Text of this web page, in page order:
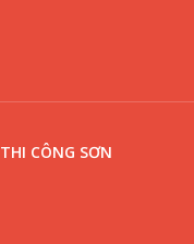
THI CÔNG SƠN